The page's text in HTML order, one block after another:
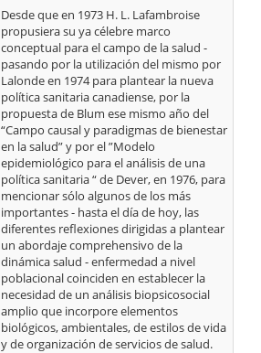
Desde que en 1973 H. L. Lafambroise
propusiera su ya célebre marco
conceptual para el campo de la salud -
pasando por la utilización del mismo por
Lalonde en 1974 para plantear la nueva
política sanitaria canadiense, por la
propuesta de Blum ese mismo año del
“Campo causal y paradigmas de bienestar
en la salud” y por el ”Modelo
epidemiológico para el análisis de una
política sanitaria “ de Dever, en 1976, para
mencionar sólo algunos de los más
importantes - hasta el día de hoy, las
diferentes reflexiones dirigidas a plantear
un abordaje comprehensivo de la
dinámica salud - enfermedad a nivel
poblacional coinciden en establecer la
necesidad de un análisis biopsicosocial
amplio que incorpore elementos
biológicos, ambientales, de estilos de vida
y de organización de servicios de salud.